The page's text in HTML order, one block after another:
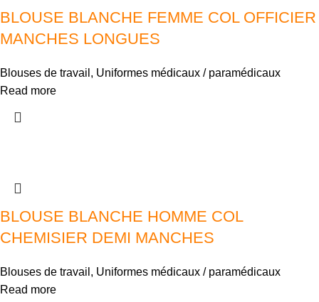
BLOUSE BLANCHE FEMME COL OFFICIER
MANCHES LONGUES
Blouses de travail , Uniformes médicaux / paramédicaux
Read more
BLOUSE BLANCHE HOMME COL
CHEMISIER DEMI MANCHES
Blouses de travail , Uniformes médicaux / paramédicaux
Read more